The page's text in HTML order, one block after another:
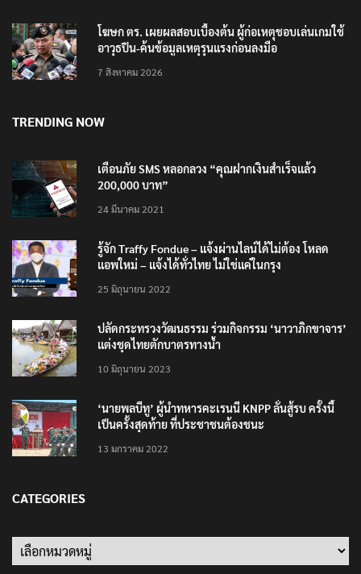
โฆษก ตร. เผยผลสอบเบื้องต้น ผู้ก่อเหตุชอบเล่นเกมใช้
อาวุธปืน-ค้นข้อมูลเหตุรุนแรงก่อนลงมือ
7 สิงหาคม 2026
TRENDING NOW
เตือนภัย SMS หลอกลวง “คุณฝากเงินสำเร็จแล้ว
200,000 บาท”
24 มีนาคม 2021
รู้จัก Traffy Fondue – แจ้งผ่านไลน์ได้ไม่ต้อง โหลด
แอพใหม่ – แจ้งได้ทั่วไทย ไม่ใช่แค่ในกรุง
25 มิถุนายน 2022
ปลัดกระทรวงวัฒนธรรม ร่วมกิจกรรม ‘นาวาภิกขาจาร’
แต่งชุดไทยตักบาตรทางน้ำ
10 มิถุนายน 2023
‘นายพลบีทู’ ผู้นำทหารคะเรนนี KNPP ลั่นสู้รบ ครั้งนี้
เป็นครั้งสุดท้าย ที่ประชาชนต้องชนะ
13 มกราคม 2022
CATEGORIES
Categories